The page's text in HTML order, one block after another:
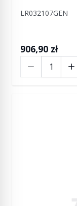
/ RR L405 /
LR032107GEN
906,90 zł